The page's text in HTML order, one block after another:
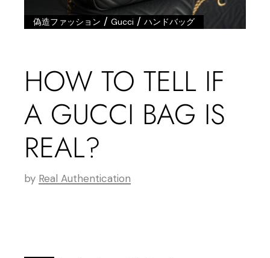
偽造ファッション /Gucci /ハンドバッグ
HOW TO TELL IF
A GUCCI BAG IS
REAL?
by Real Authentication